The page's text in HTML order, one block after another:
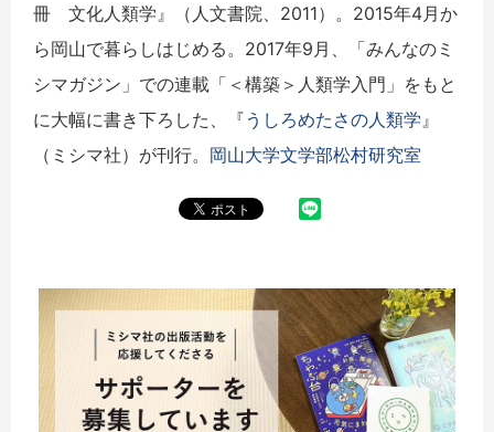
冊 文化人類学』（人文書院、2011）。2015年4月か
ら岡山で暮らしはじめる。2017年9月、「みんなのミ
シマガジン」での連載「＜構築＞人類学入門」をもと
に大幅に書き下ろした、『 うしろめたさの人類学 』
（ミシマ社）が刊行。 岡山大学文学部松村研究室